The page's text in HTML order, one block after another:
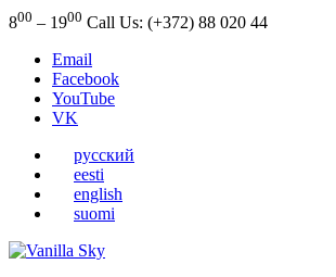
800 – 1900 Call Us: (+372) 88 020 44
Email
Facebook
YouTube
VK
русский
eesti
english
suomi